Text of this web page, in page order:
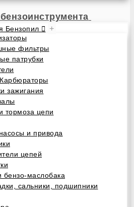
Бензопил +
фильтры
патрубки
зажигания
тормоза цепи
и привода
цепей
бензо-маслобака
сальники, подшипники